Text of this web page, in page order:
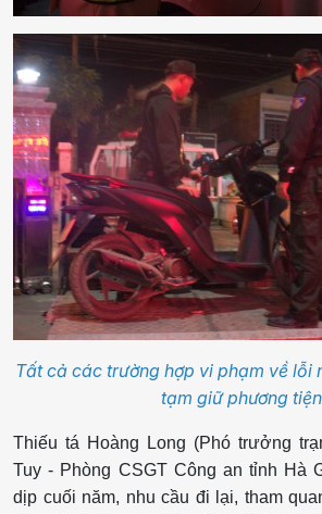
Tất cả các trường hợp vi phạm về lỗi
tạm giữ phương tiện
Thiếu tá Hoàng Long (Phó trưởng
Tuy - Phòng CSGT Công an tỉnh Hà
dịp cuối năm, nhu cầu đi lại, tham